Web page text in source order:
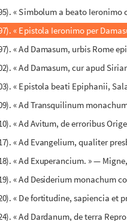
« Simbolum a beato
« Epistola Ieronimo per
« Ad Damasum, urbis Rome
« Ad Damasum, cur apud
« Epistola beati Epiphanii,
« Ad Transquilinum
« Ad Avitum, de erroribus
« Ad Evangelium, qualiter
« Ad Exuperancium. » —
« Ad Desiderium monachum
« De fortitudine, sapiencia et
« Ad Dardanum, de terra